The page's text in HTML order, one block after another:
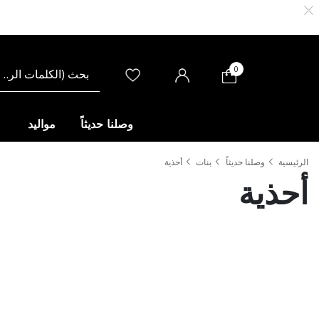
0
وصلنا حديثاً مواليد
الرئيسية وصلنا حديثاً بنات أحذية
أحذية